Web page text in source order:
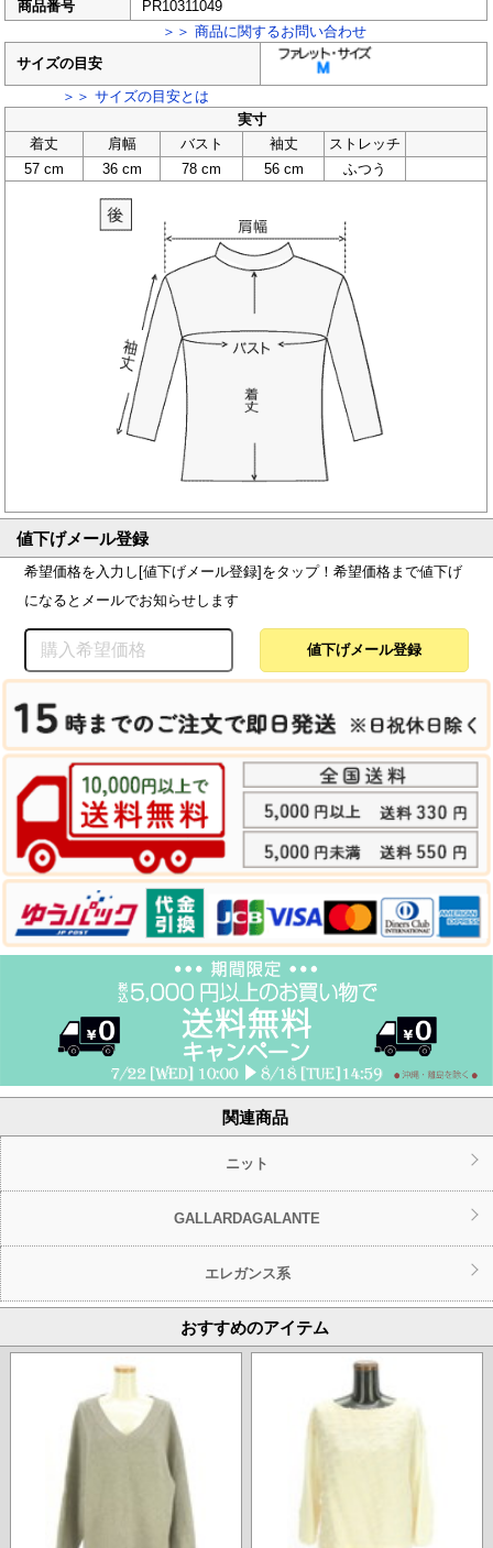
商品番号
PR10311049
＞＞ 商品に関するお問い合わせ
サイズの目安
＞＞ サイズの目安とは
実寸
着丈
肩幅 バスト 袖丈
ストレッチ
57 cm
36 cm 78 cm 56 cm ふつう
値下げメール登録
希望価格を入力し[値下げメール登録]をタップ！希望価格まで値下げ
になるとメールでお知らせします
関連商品
ニット
GALLARDAGALANTE
エレガンス系
おすすめのアイテム